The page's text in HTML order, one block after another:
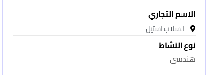
الاسم التجاري
السلاب استيل
نوع النشاط
هندسى